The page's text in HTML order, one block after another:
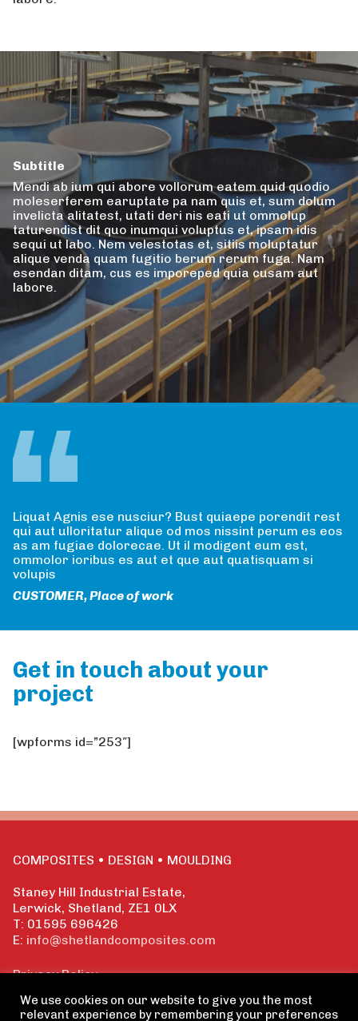
Subtitle
Mendi ab ium qui abore vollorum eatem quid quodio
moleserferem earuptate pa nam quis et, sum dolum
invelicta alitatest, utati deri nis eati ut ommolup
taturendist dit quo inumqui voluptus et, ipsam idis
sequi ut labo. Nem velestotas et, sitiis moluptatur
alique venda quam fugitio berum rerum fuga. Nam
esendan ditam, cus es imporeped quia cusam aut
labore.
Liquat Agnis ese nusciur? Bust quiaepe porendit rest
qui aut ulloritatur alique od mos nissint perum es eos
as am fugiae dolorecae. Ut il modigent eum est,
ommolor ioribus es aut et que aut quatisquam si
volupis
CUSTOMER, Place of work
Get in touch about your
project
[wpforms id=”253″]
COMPOSITES • DESIGN • MOULDING
Staney Hill Industrial Estate,
Lerwick, Shetland, ZE1 0LX
T: 01595 696426
E: info@shetlandcomposites.com
Privacy Policy
We use cookies on our website to give you the most
relevant experience by remembering your preferences